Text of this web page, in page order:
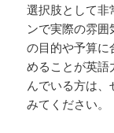
選択肢として非
ンで実際の雰
の目的や予算に
めることが英語
んでいる方は、
みてください。